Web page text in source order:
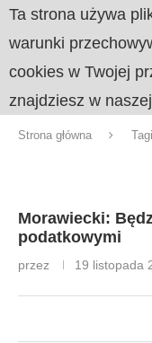
Strona główna Tagi
Morawiecki:
podatkowymi
przez 19 listopada
Ta strona używa
warunki
cookies w Twojej
znajdziesz w